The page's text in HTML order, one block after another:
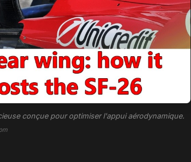
conçue pour optimiser l'appui aérodynamique.